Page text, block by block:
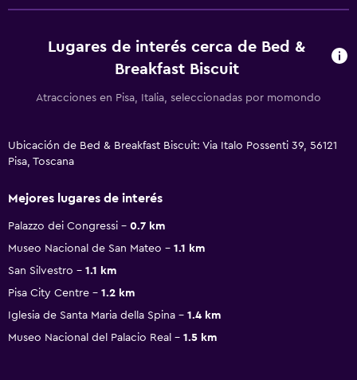
Lugares de interés cerca de Bed &
Breakfast Biscuit
Atracciones en Pisa, Italia, seleccionadas por momondo
Ubicación de Bed & Breakfast Biscuit: Via Italo Possenti 39, 56121
Pisa, Toscana
Mejores lugares de interés
Palazzo dei Congressi
0.7 km
Museo Nacional de San Mateo
1.1 km
San Silvestro
1.1 km
Pisa City Centre
1.2 km
Iglesia de Santa Maria della Spina
1.4 km
Museo Nacional del Palacio Real
1.5 km